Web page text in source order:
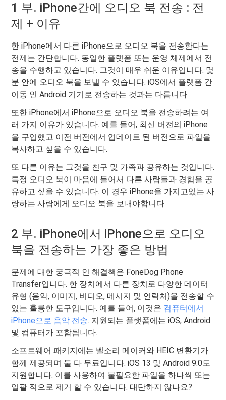
1 부. iPhone간에 오디오 북 전송 : 전
제 + 이유
한 iPhone에서 다른 iPhone으로 오디오 북을 전송한다는
전제는 간단합니다. 동일한 플랫폼 또는 운영 체제에서 전
송을 수행하고 있습니다. 그것이 매우 쉬운 이유입니다. 몇
분 안에 오디오 북을 보낼 수 있습니다. iOS에서 플랫폼 간
이동 인 Android 기기로 전송하는 것과는 다릅니다.
또한 iPhone에서 iPhone으로 오디오 북을 전송하려는 여
러 가지 이유가 있습니다. 예를 들어, 최신 버전의 iPhone
을 구입했고 이전 버전에서 업데이트 된 버전으로 파일을
복사하고 싶을 수 있습니다.
또 다른 이유는 그것을 친구 및 가족과 공유하는 것입니다.
특정 오디오 북이 마음에 들어서 다른 사람들과 경험을 공
유하고 싶을 수 있습니다. 이 경우 iPhone을 가지고있는 사
랑하는 사람에게 오디오 북을 보내야합니다.
2 부. iPhone에서 iPhone으로 오디오
북을 전송하는 가장 좋은 방법
문제에 대한 궁극적 인 해결책은 FoneDog Phone
Transfer입니다. 한 장치에서 다른 장치로 다양한 데이터
유형 (음악, 이미지, 비디오, 메시지 및 연락처)을 전송할 수
있는 훌륭한 도구입니다. 예를 들어, 이것은 컴퓨터에서
iPhone으로 음악 전송. 지원되는 플랫폼에는 iOS, Android
및 컴퓨터가 포함됩니다.
소프트웨어 패키지에는 벨소리 메이커와 HEIC 변환기가
함께 제공되며 둘 다 무료입니다. iOS 13 및 Android 9.0도
지원합니다. 이를 사용하여 불필요한 파일을 하나씩 또는
일괄 적으로 제거 할 수 있습니다. 대단하지 않나요?